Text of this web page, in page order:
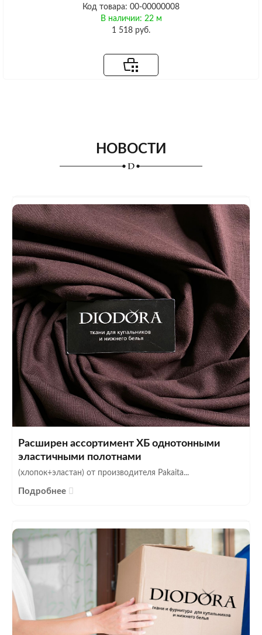
Код товара: 00-00000008
В наличии: 22 м
1 518 руб.
НОВОСТИ
Расширен ассортимент ХБ однотонными
эластичными полотнами
(хлопок+эластан) от производителя Pakaita...
Подробнее